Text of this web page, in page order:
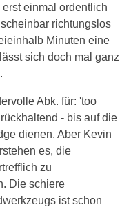
erst einmal ordentlich
richtungslos
Minuten eine
sich doch mal ganz
Abk. für: 'too
- bis auf die
dienen. Aber Kevin
es, die
zu
Die schiere
ist schon